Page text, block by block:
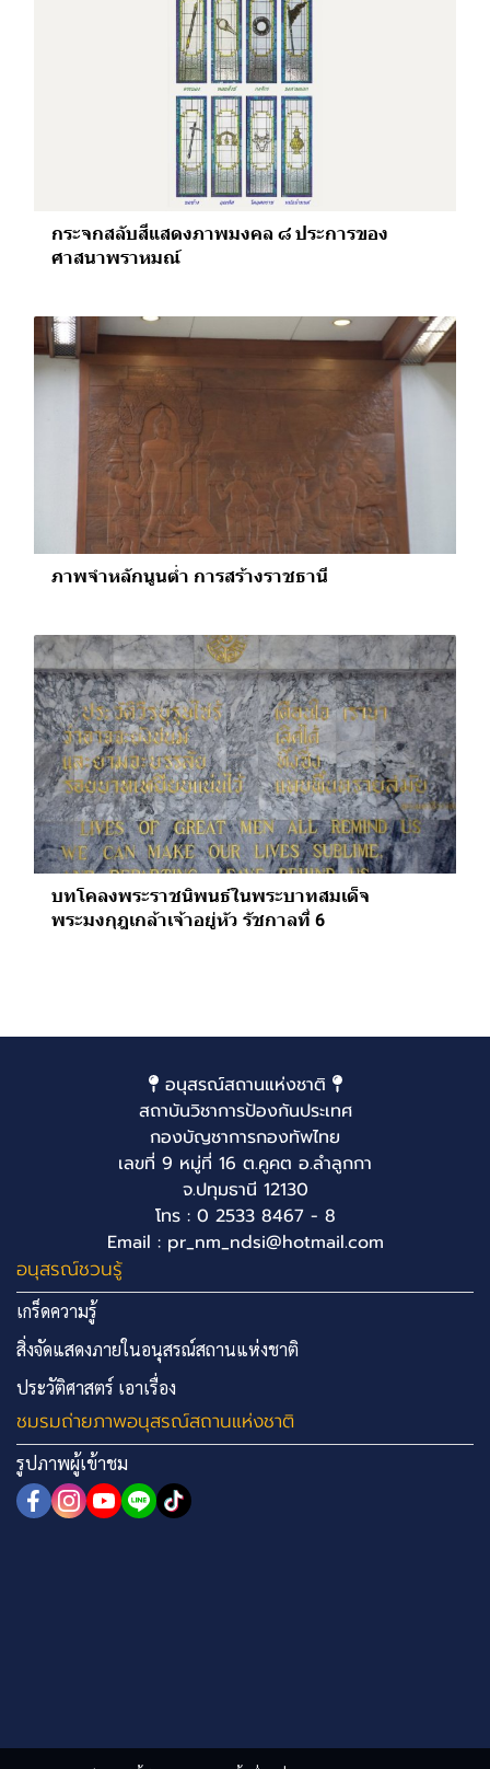
กระจกสลับสีแสดงภาพมงคล ๘ ประการของ
ศาสนาพราหมณ์
ภาพจำหลักนูนต่ำ การสร้างราชธานี
บทโคลงพระราชนิพนธ์ในพระบาทสมเด็จ
พระมงกุฎเกล้าเจ้าอยู่หัว รัชกาลที่ 6
อนุสรณ์สถานแห่งชาติ
สถาบันวิชาการป้องกันประเทศ
กองบัญชาการกองทัพไทย
เลขที่ 9 หมู่ที่ 16 ต.คูคต อ.ลำลูกกา
จ.ปทุมธานี 12130
โทร : 0 2533 8467 - 8
Email : pr_nm_ndsi@hotmail.com
อนุสรณ์ชวนรู้
เกร็ดความรู้
สิ่งจัดแสดงภายในอนุสรณ์สถานแห่งชาติ
ประวัติศาสตร์ เอาเรื่อง
ชมรมถ่ายภาพอนุสรณ์สถานแห่งชาติ
รูปภาพผู้เข้าชม